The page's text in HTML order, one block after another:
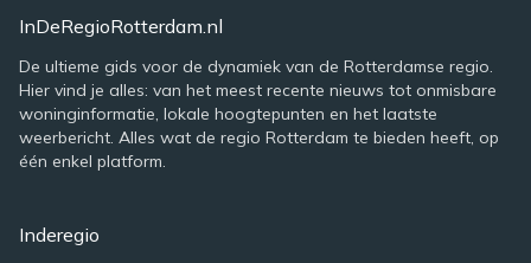
InDeRegioRotterdam.nl
De ultieme gids voor de dynamiek van de Rotterdamse regio.
Hier vind je alles: van het meest recente nieuws tot onmisbare
woninginformatie, lokale hoogtepunten en het laatste
weerbericht. Alles wat de regio Rotterdam te bieden heeft, op
één enkel platform.
Inderegio